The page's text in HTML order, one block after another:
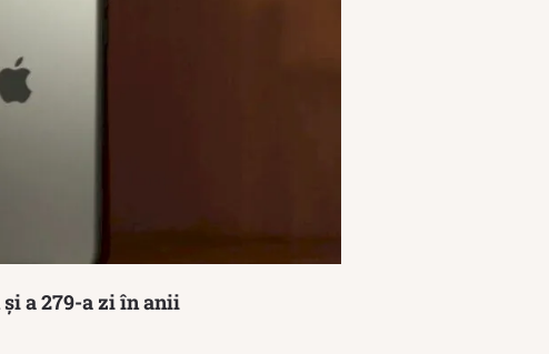
a 279-a zi în anii